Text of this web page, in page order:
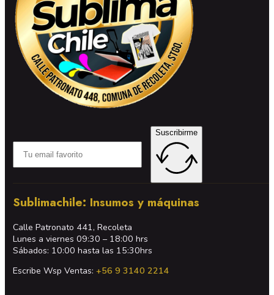
Suscribirme
Sublimachile: Insumos y máquinas
Calle Patronato 441, Recoleta
Lunes a viernes 09:30 – 18:00 hrs
Sábados: 10:00 hasta las 15:30hrs
Escribe Wsp Ventas:+56 9 3140 2214